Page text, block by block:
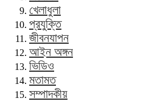
খেলাধুলা
প্রযুক্তি
জীবনযাপন
আইন অঙ্গন
ভিডিও
মতামত
সম্পাদকীয়